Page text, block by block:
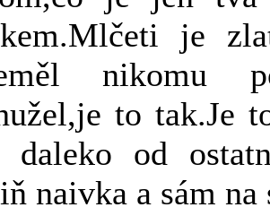
je
nikomu
to tak.Je
od
naivka a sám na